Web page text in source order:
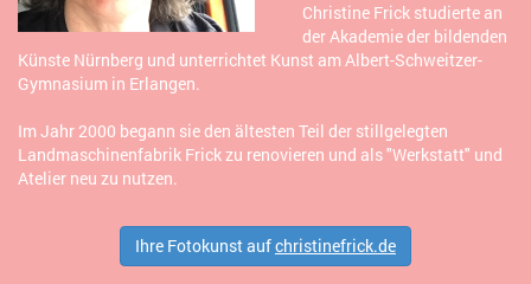
Christine Frick studierte an
der Akademie der bildenden
Künste Nürnberg und unterrichtet Kunst am Albert-Schweitzer-
Gymnasium in Erlangen.
Im Jahr 2000 begann sie den ältesten Teil der stillgelegten
Landmaschinenfabrik Frick zu renovieren und als "Werkstatt" und
Atelier neu zu nutzen.
Ihre Fotokunst aufchristinefrick.de